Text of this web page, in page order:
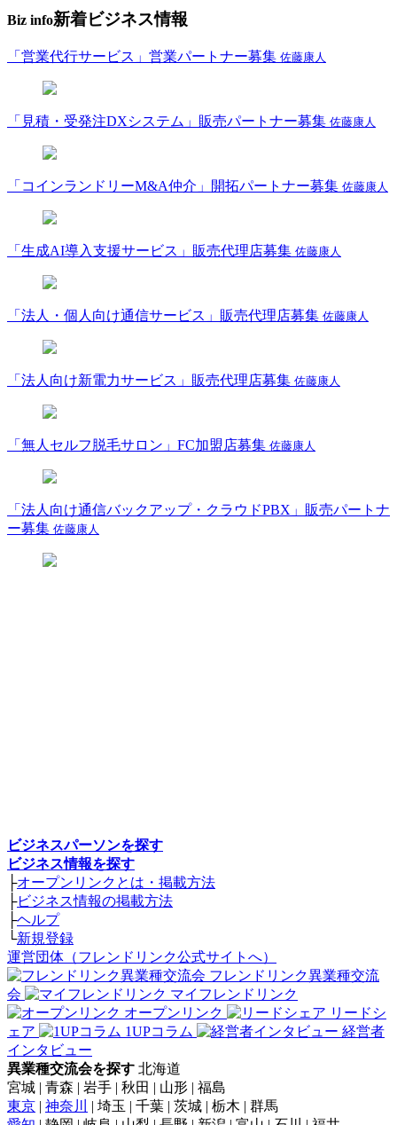
Biz info新着ビジネス情報
「営業代行サービス」営業パートナー募集 佐藤康人
「見積・受発注DXシステム」販売パートナー募集 佐藤康人
「コインランドリーM&A仲介」開拓パートナー募集 佐藤康人
「生成AI導入支援サービス」販売代理店募集 佐藤康人
「法人・個人向け通信サービス」販売代理店募集 佐藤康人
「法人向け新電力サービス」販売代理店募集 佐藤康人
「無人セルフ脱毛サロン」FC加盟店募集 佐藤康人
「法人向け通信バックアップ・クラウドPBX」販売パートナ
ー募集 佐藤康人
ビジネスパーソンを探す
ビジネス情報を探す
├オープンリンクとは・掲載方法
├ビジネス情報の掲載方法
├ヘルプ
└新規登録
運営団体（フレンドリンク公式サイトへ）
フレンドリンク異業種交流
会
マイフレンドリンク
オープンリンク
リードシ
ェア
1UPコラム
経営者
インタビュー
異業種交流会を探す 北海道
宮城 | 青森 | 岩手 | 秋田 | 山形 | 福島
東京 | 神奈川
| 埼玉 | 千葉 | 茨城 | 栃木 | 群馬